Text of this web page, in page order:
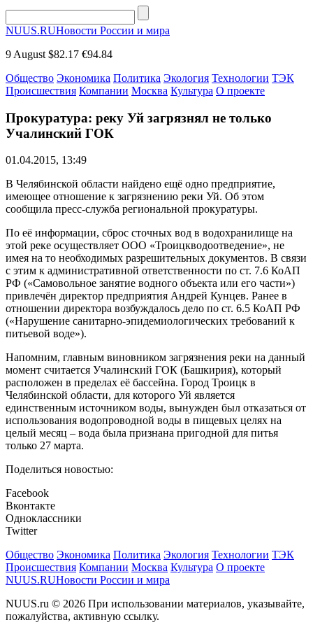
NUUS.RUНовости России и мира
9 August $82.17 €94.84
Общество Экономика Политика Экология Технологии ТЭК
Происшествия Компании Москва Культура О проекте
Прокуратура: реку Уй загрязнял не только
Учалинский ГОК
01.04.2015, 13:49
В Челябинской области найдено ещё одно предприятие,
имеющее отношение к загрязнению реки Уй. Об этом
сообщила пресс-служба региональной прокуратуры.
По её информации, сброс сточных вод в водохранилище на
этой реке осуществляет ООО «Троицкводоотведение», не
имея на то необходимых разрешительных документов. В связи
с этим к административной ответственности по ст. 7.6 КоАП
РФ («Самовольное занятие водного объекта или его части»)
привлечён директор предприятия Андрей Кунцев. Ранее в
отношении директора возбуждалось дело по ст. 6.5 КоАП РФ
(«Нарушение санитарно-эпидемиологических требований к
питьевой воде»).
Напомним, главным виновником загрязнения реки на данный
момент считается Учалинский ГОК (Башкирия), который
расположен в пределах её бассейна. Город Троицк в
Челябинской области, для которого Уй является
единственным источником воды, вынужден был отказаться от
использования водопроводной воды в пищевых целях на
целый месяц – вода была признана пригодной для питья
только 27 марта.
Поделиться новостью:
Facebook
Вконтакте
Одноклассники
Twitter
Общество Экономика Политика Экология Технологии ТЭК
Происшествия Компании Москва Культура О проекте
NUUS.RUНовости России и мира
NUUS.ru © 2026 При использовании материалов, указывайте,
пожалуйства, активную ссылку.